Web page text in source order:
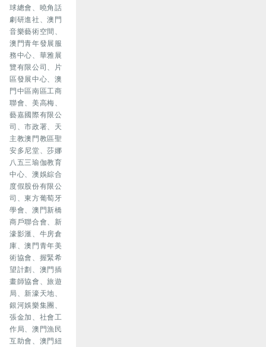
球總會、曉角話
劇研進社、澳門
音樂藝術空間、
澳門青年發展服
務中心、華雅展
覽有限公司、片
區發展中心、澳
門中區南區工商
聯會、美高梅、
藝嘉國際有限公
司、市政署、天
主教澳門教區聖
安多尼堂、莎娜
八五三瑜伽教育
中心、澳娛綜合
度假股份有限公
司、東方葡萄牙
學會、澳門新橋
商戶聯合會、新
濠影滙、牛房倉
庫、澳門青年美
術協會、握緊希
望計劃、澳門插
畫師協會、旅遊
局、新濠天地、
銀河娛樂集團、
張金加、社會工
作局、澳門漁民
互助會、澳門紐